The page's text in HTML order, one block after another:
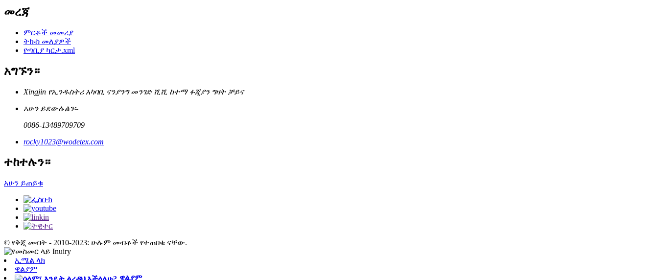
መረጃ
ምርቶች መመሪያ
ትኩስ መለያዎች
የጣቢያ ካርታ.xml
አግኙን።
Xingjin የኢንዱስትሪ አካባቢ ናንያንግ መንገድ ሺሺ ከተማ ፉጂያን ግዛት ቻይና
አሁን ይደውሉልን፡-
0086-13489709709
rocky1023@wodetex.com
ተከተሉን።
አሁን ይጠይቁ
© የቅጂ መብት - 2010-2023: ሁሉም መብቶች የተጠበቁ ናቸው.
ኢሜል ላክ
ዊልያም
ዊልያም